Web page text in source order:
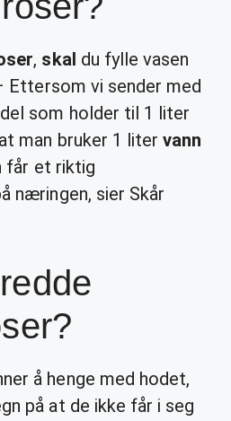
, skal du fylle vasen
Ettersom vi sender med
som holder til 1 liter
man bruker 1 liter vann
får et riktig
næringen, sier Skår
å henge med hodet,
på at de ikke får i seg